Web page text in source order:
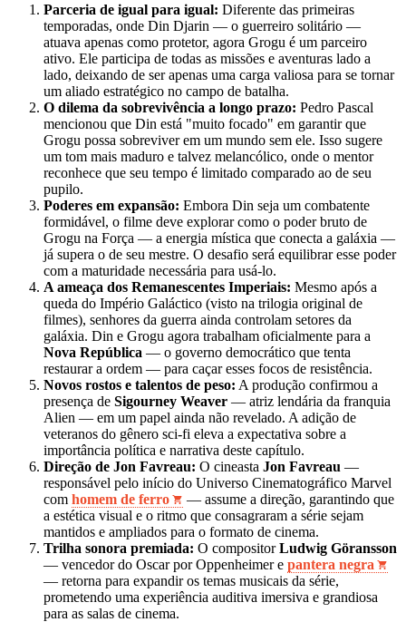
Parceria de igual para igual: Diferente das primeiras
temporadas, onde Din Djarin — o guerreiro solitário —
atuava apenas como protetor, agora Grogu é um parceiro
ativo. Ele participa de todas as missões e aventuras lado a
lado, deixando de ser apenas uma carga valiosa para se tornar
um aliado estratégico no campo de batalha.
O dilema da sobrevivência a longo prazo: Pedro Pascal
mencionou que Din está "muito focado" em garantir que
Grogu possa sobreviver em um mundo sem ele. Isso sugere
um tom mais maduro e talvez melancólico, onde o mentor
reconhece que seu tempo é limitado comparado ao de seu
pupilo.
Poderes em expansão: Embora Din seja um combatente
formidável, o filme deve explorar como o poder bruto de
Grogu na Força — a energia mística que conecta a galáxia —
já supera o de seu mestre. O desafio será equilibrar esse poder
com a maturidade necessária para usá-lo.
A ameaça dos Remanescentes Imperiais: Mesmo após a
queda do Império Galáctico (visto na trilogia original de
filmes), senhores da guerra ainda controlam setores da
galáxia. Din e Grogu agora trabalham oficialmente para a
Nova República — o governo democrático que tenta
restaurar a ordem — para caçar esses focos de resistência.
Novos rostos e talentos de peso: A produção confirmou a
presença de Sigourney Weaver — atriz lendária da franquia
Alien — em um papel ainda não revelado. A adição de
veteranos do gênero sci-fi eleva a expectativa sobre a
importância política e narrativa deste capítulo.
Direção de Jon Favreau: O cineasta Jon Favreau —
responsável pelo início do Universo Cinematográfico Marvel
com homem de ferro
— assume a direção, garantindo que
a estética visual e o ritmo que consagraram a série sejam
mantidos e ampliados para o formato de cinema.
Trilha sonora premiada: O compositorLudwig Göransson
— vencedor do Oscar por Oppenheimer e pantera negra
— retorna para expandir os temas musicais da série,
prometendo uma experiência auditiva imersiva e grandiosa
para as salas de cinema.